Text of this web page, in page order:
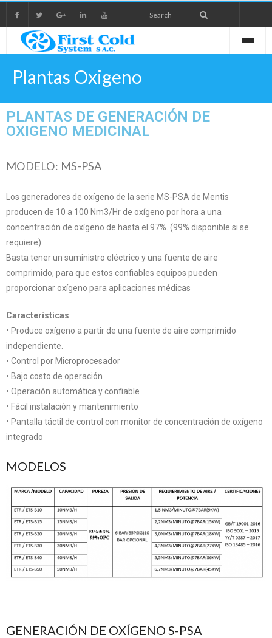
Plantas Oxigeno
PLANTAS DE GENERACIÓN DE
OXIGENO MEDICINAL
MODELO: MS-PSA
Los generadores de oxígeno de la serie MS-PSA de Mentis
producen de 10 a 100 Nm3/Hr de oxígeno por hora a una
concentración de oxígeno de hasta el 97%. (99% disponible si se
requiere)
Basta tener un suministro eléctrico y una fuente de aire
comprimido, para que estos confiables equipos pueden
proporcionar oxígeno para aplicaciones médicas
Características
• Produce oxígeno a partir de una fuente de aire comprimido
independiente.
• Control por Microprocesador
• Bajo costo de operación
• Operación automática y confiable
• Fácil instalación y mantenimiento
• Pantalla táctil de control con monitor de concentración de oxígeno
integrado
MODELOS
GENERACIÓN DE OXÍGENO S-PSA